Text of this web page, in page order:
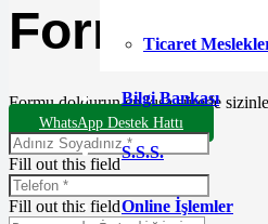
Ticaret
Bilgi Bankası
S.S.S.
Online İşlemler
Formu
Formu doldurun en kısa sürede
WhatsApp Destek Hattı
Fill out this field
Fill out this field